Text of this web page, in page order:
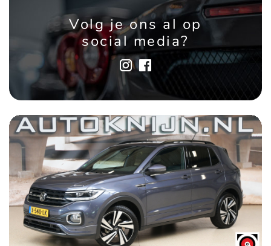
Volg je ons al op
social media?